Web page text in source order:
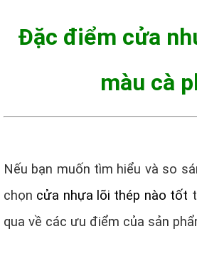
Đặc điểm cửa
màu cà
Nếu bạn muốn tìm hiểu và so
chọn cửa nhựa lõi thép nào tốt
qua về các ưu điểm của sản